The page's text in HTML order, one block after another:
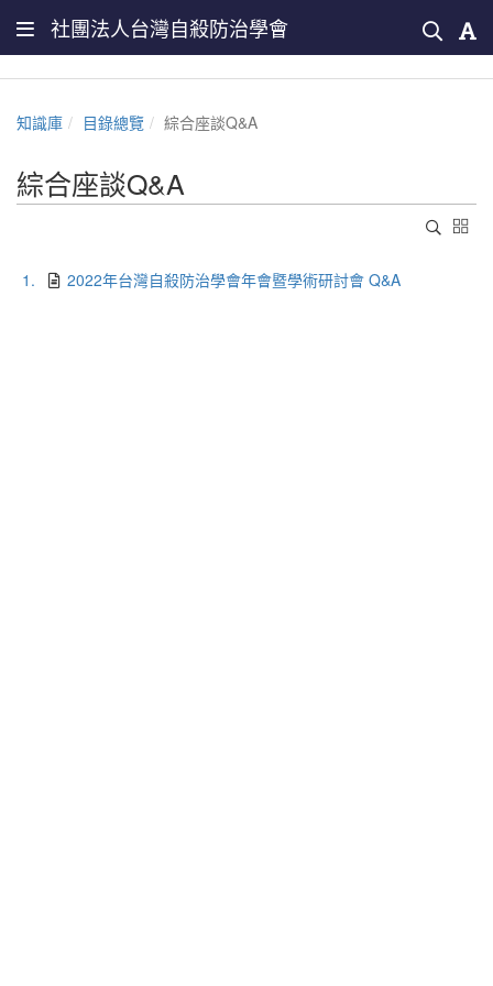
社團法人台灣自殺防治學會
知識庫 目錄總覽 綜合座談Q&A
綜合座談Q&A
1. 2022年台灣自殺防治學會年會暨學術研討會 Q&A